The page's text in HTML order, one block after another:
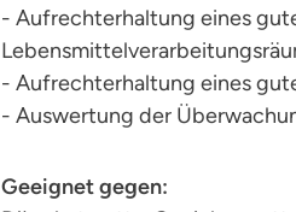
- Aufrechterhaltung eines
- Aufrechterhaltung eines
- Auswertung der
Geeignet gegen: